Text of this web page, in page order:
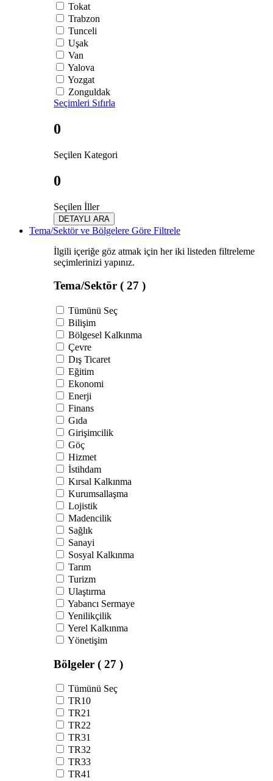
Tokat
Trabzon
Tunceli
Uşak
Van
Yalova
Yozgat
Zonguldak
Seçimleri Sıfırla
0
Seçilen Kategori
0
Seçilen İller
DETAYLI ARA
Tema/Sektör ve Bölgelere Göre Filtrele
İlgili içeriğe göz atmak için her iki listeden filtreleme
seçimlerinizi yapınız.
Tema/Sektör ( 27 )
Tümünü Seç
Bilişim
Bölgesel Kalkınma
Çevre
Dış Ticaret
Eğitim
Ekonomi
Enerji
Finans
Gıda
Girişimcilik
Göç
Hizmet
İstihdam
Kırsal Kalkınma
Kurumsallaşma
Lojistik
Madencilik
Sağlık
Sanayi
Sosyal Kalkınma
Tarım
Turizm
Ulaştırma
Yabancı Sermaye
Yenilikçilik
Yerel Kalkınma
Yönetişim
Bölgeler ( 27 )
Tümünü Seç
TR10
TR21
TR22
TR31
TR32
TR33
TR41